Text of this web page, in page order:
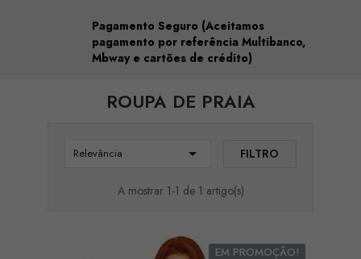
Pagamento Seguro (Aceitamos
pagamento por referência Multibanco,
Mbway e cartões de crédito)
ROUPA DE PRAIA
Relevância  FILTRO
A mostrar 1-1 de 1 artigo(s)
EM PROMOÇÃO!